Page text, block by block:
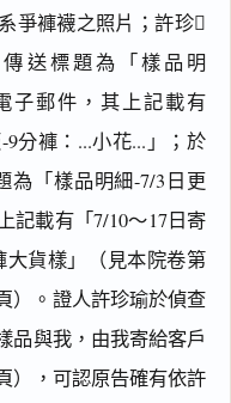
爭褲襪之照片；許珍
送標題為「樣品明
子郵件，其上記載有
9分褲：...小花...」；於
為「樣品明細-7/3日更
記載有「7/10～17日寄
貨樣」（見本院卷第
）。證人許珍瑜於偵查
品與我，由我寄給客戶
），可認原告確有依許